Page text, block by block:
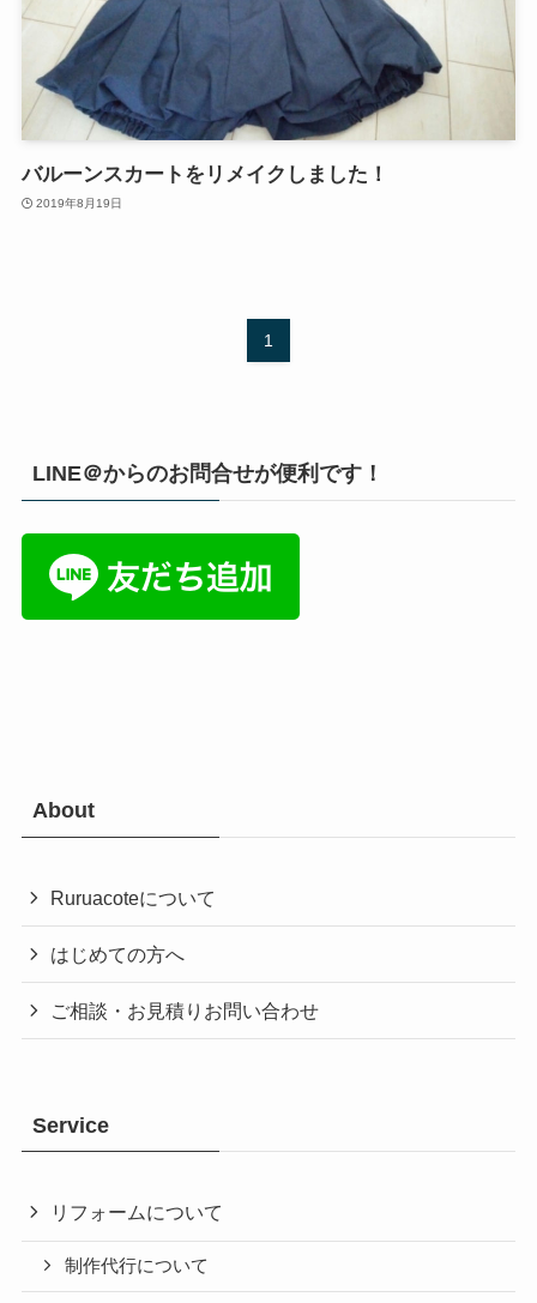
バルーンスカートをリメイクしました！
2019年8月19日
1
LINE＠からのお問合せが便利です！
About
Ruruacoteについて
はじめての方へ
ご相談・お見積りお問い合わせ
Service
リフォームについて
制作代行について